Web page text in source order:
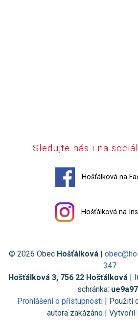
Sledujte nás i na
Hošťálková na
Hošťálková na
© 2026 Obec Hošťálková
347
Hošťálková 3, 756 22 Hošťálková|
schránka:
Prohlášení o přístupnosti | Použití
autora zakázáno | Vytvořil